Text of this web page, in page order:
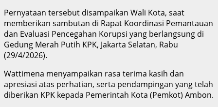
Pernyataan tersebut disampaikan Wali Kota, saat
memberikan sambutan di Rapat Koordinasi Pemantauan
dan Evaluasi Pencegahan Korupsi yang berlangsung di
Gedung Merah Putih KPK, Jakarta Selatan, Rabu
(29/4/2026).
Wattimena menyampaikan rasa terima kasih dan
apresiasi atas perhatian, serta pendampingan yang telah
diberikan KPK kepada Pemerintah Kota (Pemkot) Ambon.